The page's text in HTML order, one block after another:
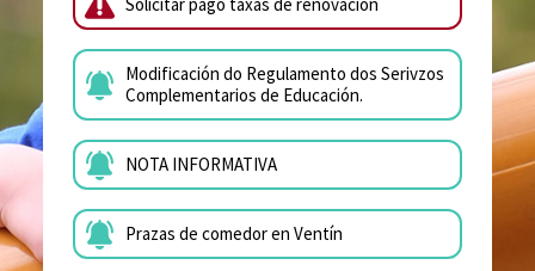
Modificación do Regulamento dos Serivzos
Complementarios de Educación.
NOTA INFORMATIVA
Prazas de comedor en Ventín